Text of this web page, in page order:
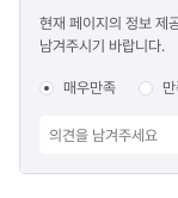
만족도
조사
현재 페이지의 정보 제
남겨주시기 바랍니다.
매우만족